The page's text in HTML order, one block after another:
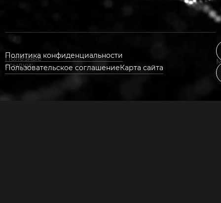
Полезные
ссылки:
Политика конфиденциальности
Пользовательское соглашениеКарта сайта